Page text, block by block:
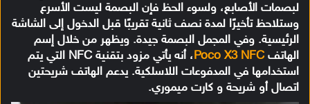
لبصمات الأصابع، ولسوء الحظ فإن البصمة ليست الأسرع
وستلاحظ تأخيرًا لمدة نصف ثانية تقريبًا قبل الدخول إلى الشاشة
الرئيسية. وفي المجمل البصمة جيدة. ويظهر من خلال إسم
الهاتفPoco X3 NFC
، أنه يأتي مزود بتقنية NFC التي يتم
استخدامها في المدفوعات اللاسلكية. يدعم الهاتف شريحتين
اتصال أو شريحة و كارت ميموري.